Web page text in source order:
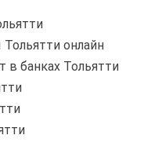
онлайн
в банках Тольятти